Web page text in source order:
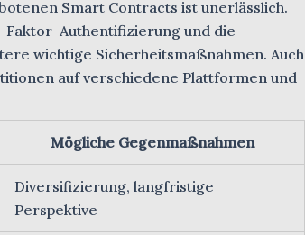
Smart Contracts ist unerlässlich.
Authentifizierung und die
wichtige Sicherheitsmaßnahmen. Auch
auf verschiedene Plattformen und
Mögliche Gegenmaßnahmen
Diversifizierung, langfristige
Perspektive